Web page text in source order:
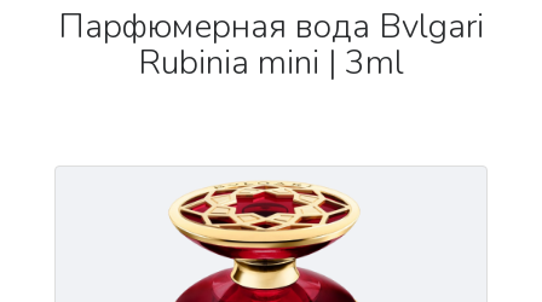
Парфюмерная вода Bvlgari
Rubinia mini | 3ml